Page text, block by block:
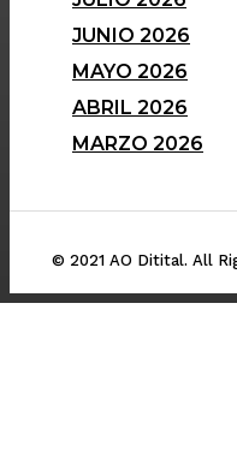
JUNIO 2026
MAYO 2026
ABRIL 2026
MARZO 2026
© 2021 AO Ditital. All